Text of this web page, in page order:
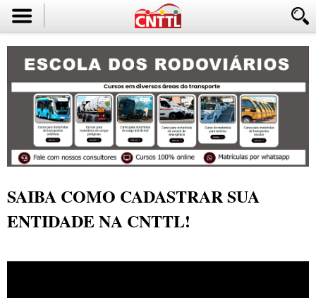
SAIBA COMO CADASTRAR SUA
ENTIDADE NA CNTTL!